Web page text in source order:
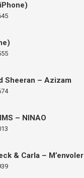
Sheeran – Azizam
– NINAO
& Carla – M’envoler